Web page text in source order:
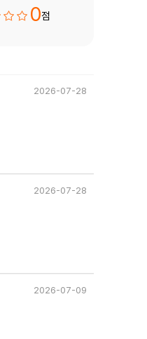
0점
2026-07-28
2026-07-28
2026-07-09